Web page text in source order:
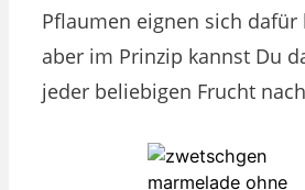
Pflaumen eignen sich dafür
aber im Prinzip kannst Du
jeder beliebigen Frucht